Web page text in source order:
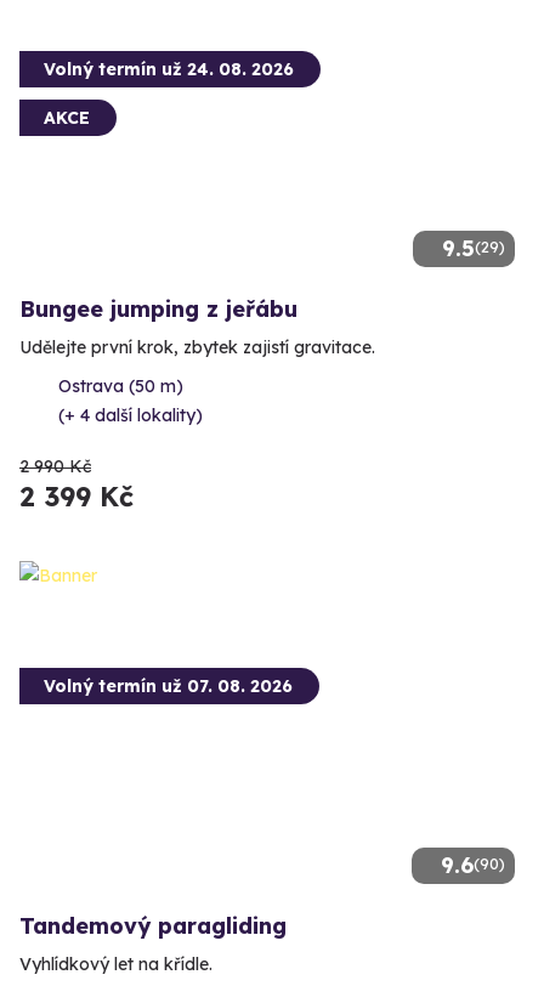
9.5(29)
Volný termín už 24. 08. 2026
AKCE
Bungee jumping z jeřábu
Udělejte první krok, zbytek zajistí gravitace.
Ostrava (50 m)
(+ 4 další lokality)
2 990 Kč
2 399 Kč
9.6(90)
Volný termín už 07. 08. 2026
Tandemový paragliding
Vyhlídkový let na křídle.